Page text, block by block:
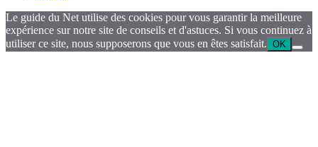
Le guide du Net utilise des cookies pour vous garantir la meilleure
expérience sur notre site de conseils et d'astuces. Si vous continuez à
utiliser ce site, nous supposerons que vous en êtes satisfait. OK